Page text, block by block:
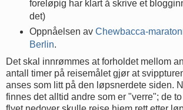
foreløpig har klart å skrive et
det)
Oppnåelsen av Chewbacca-
Berlin.
Det skal innrømmes at forholdet mellom
antall timer på reisemålet gjør at
anses som litt på den løpsnerdete siden.
finnes det alltid andre som er "verre"; de